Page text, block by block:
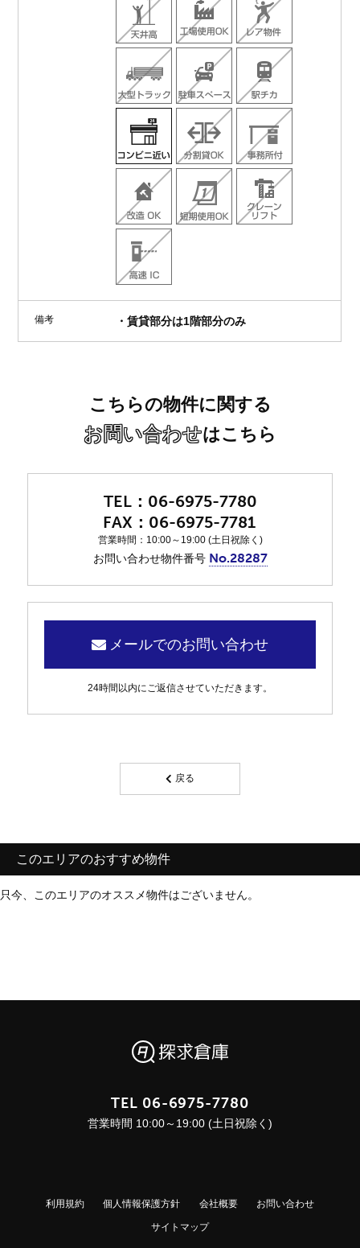
備考 ・賃貸部分は1階部分のみ
こちらの物件に関する
お問い合わせはこちら
06-6975-7780
06-6975-7781
営業時間：10:00～19:00 (土日祝除く)
お問い合わせ物件番号 No.28287
メールでのお問い合わせ
24時間以内にご返信させていただきます。
戻る
このエリアのおすすめ物件
只今、このエリアのオススメ物件はございません。
TEL 06-6975-7780
営業時間 10:00～19:00 (土日祝除く)
利用規約 個人情報保護方針 会社概要 お問い合わせ
サイトマップ